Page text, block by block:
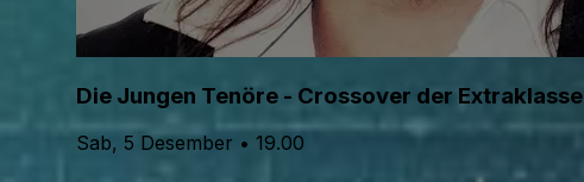
Die Jungen Tenöre - Crossover der Extraklasse
Sab, 5 Desember • 19.00